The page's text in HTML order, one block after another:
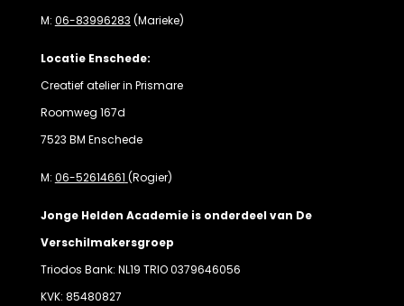
M: 06-83996283 (Marieke)
Locatie Enschede:
Creatief atelier in Prismare
Roomweg 167d
7523 BM Enschede
M: 06-52614661 (Rogier)
Jonge Helden Academie is onderdeel van De
Verschilmakersgroep
Triodos Bank: NL19 TRIO 0379646056
KVK: 85480827